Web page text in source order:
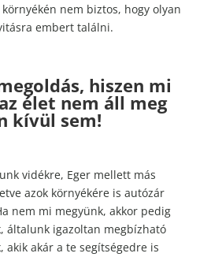
nem biztos, hogy olyan
embert találni.
hiszen mi
élet nem áll meg
kívül sem!
vidékre, Eger mellett más
azok környékére is autózár
nem mi megyünk, akkor pedig
általunk igazoltan megbízható
akik akár a te segítségedre is